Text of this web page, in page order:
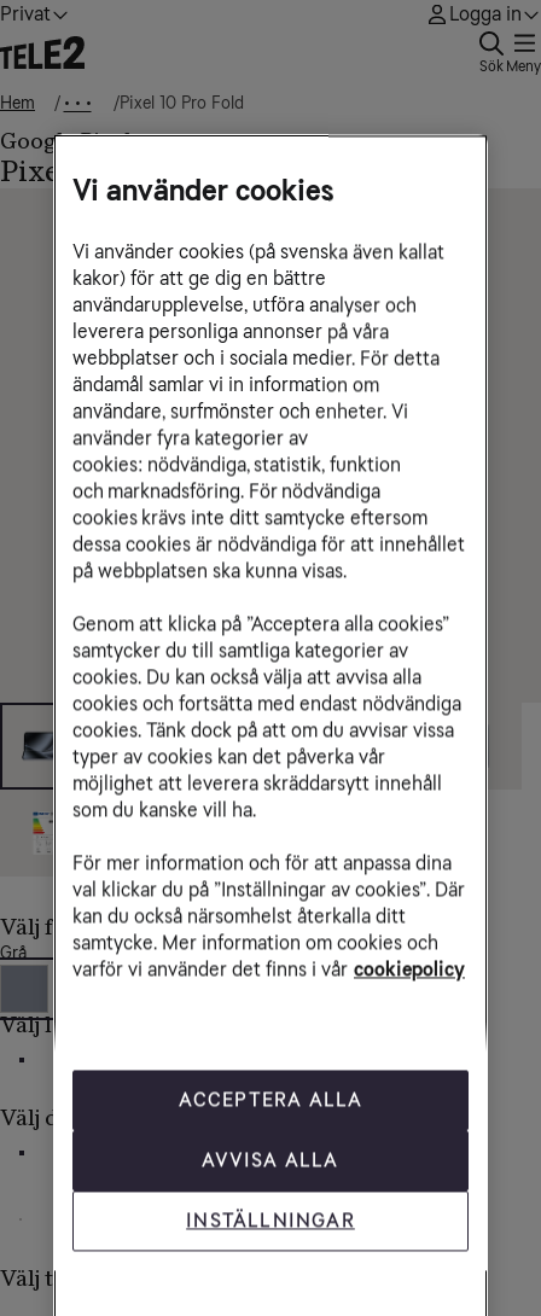
Privat Logga in
Sök Meny
Hem • • • Pixel 10 Pro Fold
Google Pixel
Pixel 10 Pro Fold
Välj färg
Grå
Välj lagringsutrymme
256 GB
Välj delbetalning av mobilen
Välj typ av abonnemang
Vi använder cookies
Vi använder cookies (på svenska även kallat
kakor) för att ge dig en bättre
användarupplevelse, utföra analyser och
leverera personliga annonser på våra
webbplatser och i sociala medier. För detta
ändamål samlar vi in information om
användare, surfmönster och enheter. Vi
använder fyra kategorier av
cookies: nödvändiga, statistik, funktion
och marknadsföring. För nödvändiga
cookies krävs inte ditt samtycke eftersom
dessa cookies är nödvändiga för att innehållet
på webbplatsen ska kunna visas.
Genom att klicka på ”Acceptera alla cookies”
samtycker du till samtliga kategorier av
cookies. Du kan också välja att avvisa alla
cookies och fortsätta med endast nödvändiga
cookies. Tänk dock på att om du avvisar vissa
typer av cookies kan det påverka vår
möjlighet att leverera skräddarsytt innehåll
som du kanske vill ha.
För mer information och för att anpassa dina
val klickar du på ”Inställningar av cookies”. Där
kan du också närsomhelst återkalla ditt
samtycke. Mer information om cookies och
varför vi använder det finns i vår cookiepolicy
ACCEPTERA ALLA
AVVISA ALLA
INSTÄLLNINGAR